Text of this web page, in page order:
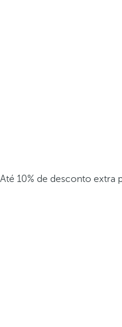
Até 10% de desconto extra